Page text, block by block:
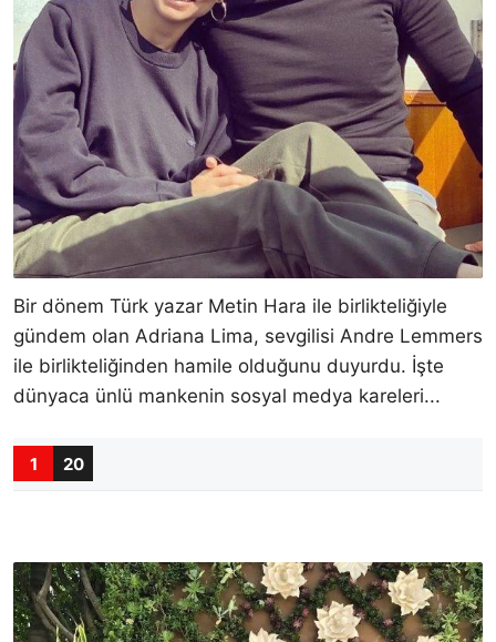
Bir dönem Türk yazar Metin Hara ile birlikteliğiyle
gündem olan Adriana Lima, sevgilisi Andre Lemmers
ile birlikteliğinden hamile olduğunu duyurdu. İşte
dünyaca ünlü mankenin sosyal medya kareleri...
1 20